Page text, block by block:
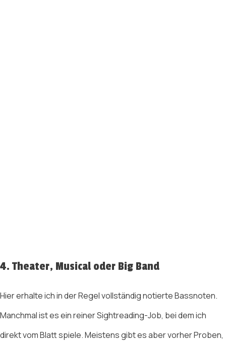
4. Theater, Musical oder Big Band
Hier erhalte ich in der Regel vollständig notierte Bassnoten.
Manchmal ist es ein reiner Sightreading-Job, bei dem ich
direkt vom Blatt spiele. Meistens gibt es aber vorher Proben,